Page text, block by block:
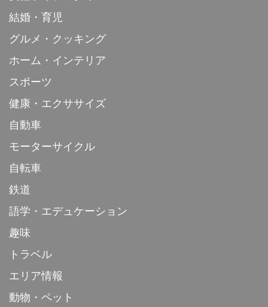
結婚・育児
グルメ・クッキング
ホーム・インテリア
スポーツ
健康・エクササイズ
自動車
モーターサイクル
自転車
鉄道
語学・エデュケーション
趣味
トラベル
エリア情報
動物・ペット